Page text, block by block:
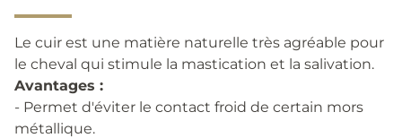
Le cuir est une matière naturelle très agréable pour
le cheval qui stimule la mastication et la salivation.
Avantages :
- Permet d'éviter le contact froid de certain mors
métallique.